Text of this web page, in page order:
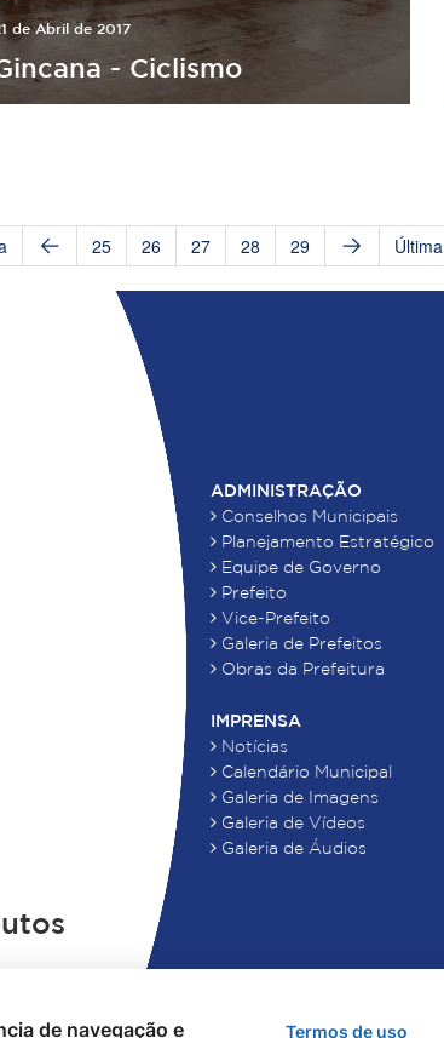
de Abril de 2017
- Ciclismo
25 26 27 28 29 Última
ADMINISTRAÇÃO
Conselhos Municipais
Planejamento Estratégico
Equipe de Governo
Prefeito
Vice-Prefeito
Galeria de Prefeitos
Obras da Prefeitura
IMPRENSA
Notícias
Calendário Municipal
Galeria de Imagens
Galeria de Vídeos
Galeria de Áudios
de navegação e Termos de uso